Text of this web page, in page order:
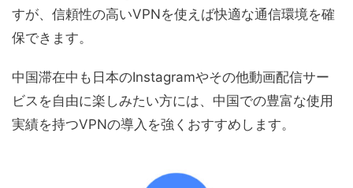
すが、信頼性の高いVPNを使えば快適な通信環境を確
保できます。
中国滞在中も日本のInstagramやその他動画配信サー
ビスを自由に楽しみたい方には、中国での豊富な使用
実績を持つVPNの導入を強くおすすめします。